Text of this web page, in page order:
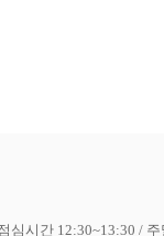
심시간 12:30~13:30 /